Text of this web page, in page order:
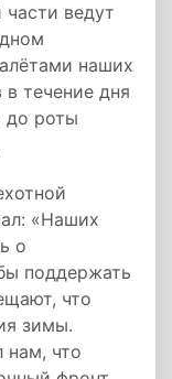
ведут
наших
течение дня
до роты
«Наших
о
поддержать
что
зимы.
нам, что